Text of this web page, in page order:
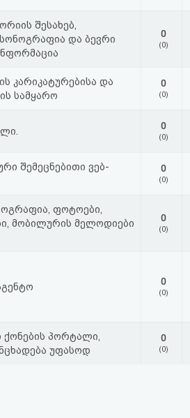
შესახებ,
და ბევრი
0
(0)
კარიკატურებისა და
სამყარო
0
(0)
0
(0)
შემეცნებითი ვებ-
0
(0)
ფოტოები,
მობილურის მელოდიები
0
(0)
0
(0)
ქონების პორტალი,
უფასოდ
0
(0)